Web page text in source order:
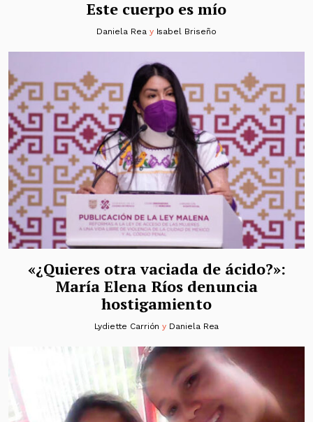
Este cuerpo es mío
Daniela Rea y Isabel Briseño
«¿Quieres otra vaciada de ácido?»:
María Elena Ríos denuncia
hostigamiento
Lydiette Carrión y Daniela Rea